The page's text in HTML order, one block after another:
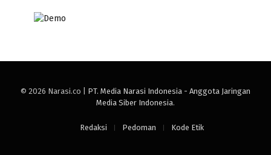
© 2026 Narasi.co | PT. Media Narasi Indonesia - Anggota Jaringan
Media Siber Indonesia.
Redaksi Pedoman Kode Etik